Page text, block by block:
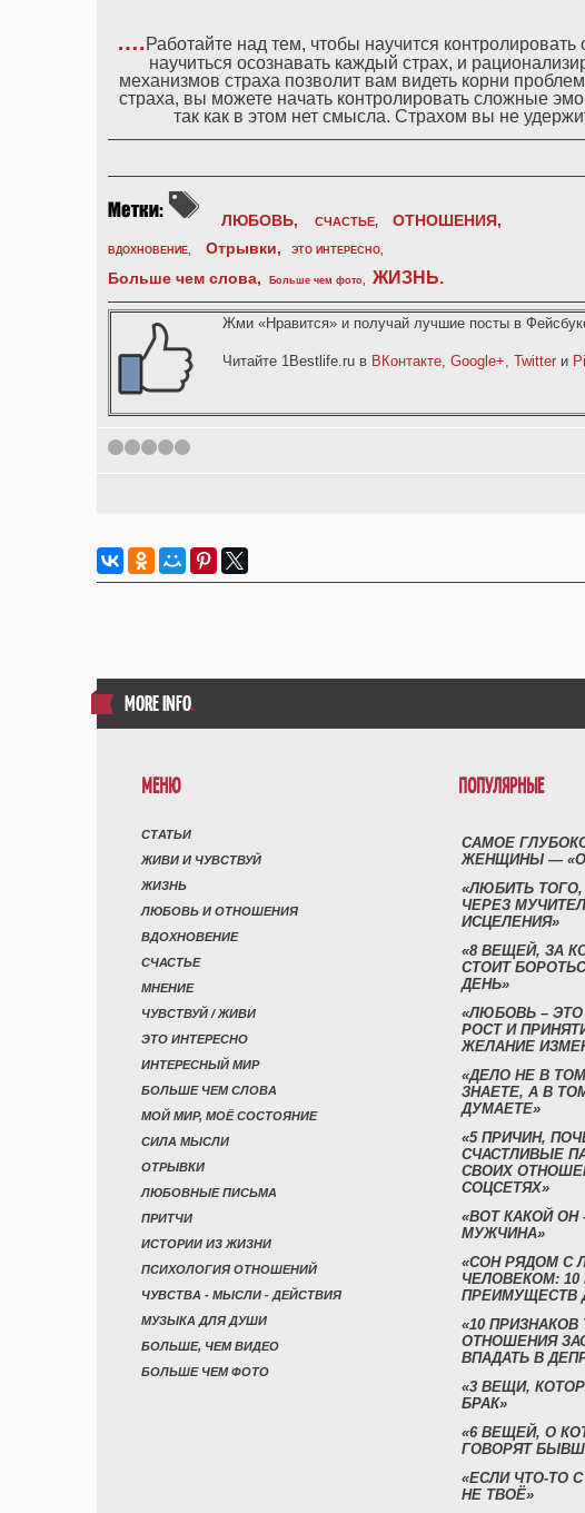
….Работайте над тем, чтобы научится
научиться осознавать каждый страх, и
механизмов страха позволит вам видеть корни
страха, вы можете начать контролировать сложные
так как в этом нет смысла. Страхом вы не
ЛЮБОВЬ, СЧАСТЬЕ, ОТНОШЕНИЯ,
ВДОХНОВЕНИЕ, Отрывки, ЭТО ИНТЕРЕСНО,
Больше чем слова, Больше чем фото, ЖИЗНЬ.
Жми «Нравится» и получай лучшие посты в
Читайте 1Bestlife.ru в ВКонтакте, Google+, Twitter и
1 2 3 4
MORE INFO.
МЕНЮ
СТАТЬИ
ЖИВИ И ЧУВСТВУЙ
ЖИЗНЬ
ЛЮБОВЬ И ОТНОШЕНИЯ
ВДОХНОВЕНИЕ
СЧАСТЬЕ
МНЕНИЕ
ЧУВСТВУЙ / ЖИВИ
ЭТО ИНТЕРЕСНО
ИНТЕРЕСНЫЙ МИР
БОЛЬШЕ ЧЕМ СЛОВА
МОЙ МИР, МОЁ СОСТОЯНИЕ
СИЛА МЫСЛИ
ОТРЫВКИ
ЛЮБОВНЫЕ ПИСЬМА
ПРИТЧИ
ИСТОРИИ ИЗ ЖИЗНИ
ПСИХОЛОГИЯ ОТНОШЕНИЙ
ЧУВСТВА - МЫСЛИ - ДЕЙСТВИЯ
МУЗЫКА ДЛЯ ДУШИ
БОЛЬШЕ, ЧЕМ ВИДЕО
БОЛЬШЕ ЧЕМ ФОТО
ПОПУЛЯРНЫЕ
САМОЕ
ЖЕНЩИНЫ —
«ЛЮБИТЬ
ЧЕРЕЗ
ИСЦЕЛЕНИЯ»
«8 ВЕЩЕЙ, ЗА
СТОИТ
ДЕНЬ»
«ЛЮБОВЬ –
РОСТ И
ЖЕЛАНИЕ
«ДЕЛО НЕ В
ЗНАЕТЕ, А В
ДУМАЕТЕ»
«5 ПРИЧИН,
СЧАСТЛИВЫЕ
СВОИХ
СОЦСЕТЯХ»
«ВОТ КАКОЙ
МУЖЧИНА»
«СОН РЯДОМ С
ЧЕЛОВЕКОМ:
ПРЕИМУЩЕСТВ
«10
ОТНОШЕНИЯ
ВПАДАТЬ В
«3 ВЕЩИ,
БРАК»
«6 ВЕЩЕЙ, О
ГОВОРЯТ
«ЕСЛИ ЧТО-ТО
НЕ ТВОЁ»